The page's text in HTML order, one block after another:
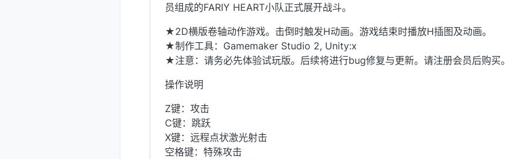
员组成的FARIY HEART小队正式展开战斗。
★2D横版卷轴动作游戏。击倒时触发H动画。游戏结束时播放H插图及动画。
★制作工具：Gamemaker Studio 2, Unity:x
★注意：请务必先体验试玩版。后续将进行bug修复与更新。请注册会员后购买。
操作说明
Z键：攻击
C键：跳跃
X键：远程点状激光射击
空格键：特殊攻击